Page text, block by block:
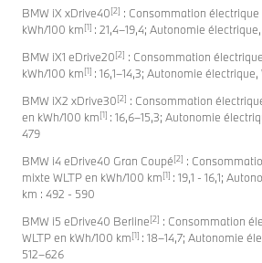
BMW iX xDrive40[2] : Consommation
kWh/100 km[1] : 21,4–19,4; Autonomie
BMW iX1 eDrive20[2] : Consommation
kWh/100 km[1] : 16,1–14,3; Autonomie
BMW iX2 xDrive30[2] : Consommation
en kWh/100 km[1] : 16,6–15,3; Autonomie
479
BMW i4 eDrive40 Gran Coupé[2] :
mixte WLTP en kWh/100 km[1] : 19,1 - 16,1;
km : 492 - 590
BMW i5 eDrive40 Berline[2] : Consommation
WLTP en kWh/100 km[1] : 18–14,7; Autonomie
512–626